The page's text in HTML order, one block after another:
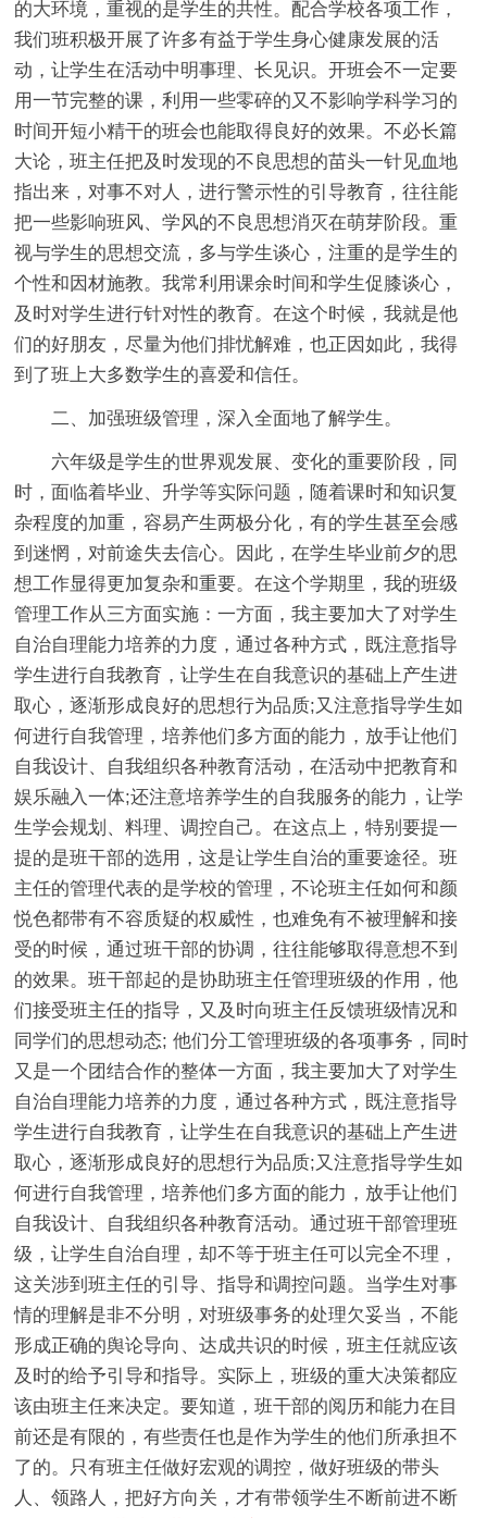
的大环境，重视的是学生的共性。配合学校各项工作，
我们班积极开展了许多有益于学生身心健康发展的活
动，让学生在活动中明事理、长见识。开班会不一定要
用一节完整的课，利用一些零碎的又不影响学科学习的
时间开短小精干的班会也能取得良好的效果。不必长篇
大论，班主任把及时发现的不良思想的苗头一针见血地
指出来，对事不对人，进行警示性的引导教育，往往能
把一些影响班风、学风的不良思想消灭在萌芽阶段。重
视与学生的思想交流，多与学生谈心，注重的是学生的
个性和因材施教。我常利用课余时间和学生促膝谈心，
及时对学生进行针对性的教育。在这个时候，我就是他
们的好朋友，尽量为他们排忧解难，也正因如此，我得
到了班上大多数学生的喜爱和信任。
二、加强班级管理，深入全面地了解学生。
六年级是学生的世界观发展、变化的重要阶段，同
时，面临着毕业、升学等实际问题，随着课时和知识复
杂程度的加重，容易产生两极分化，有的学生甚至会感
到迷惘，对前途失去信心。因此，在学生毕业前夕的思
想工作显得更加复杂和重要。在这个学期里，我的班级
管理工作从三方面实施：一方面，我主要加大了对学生
自治自理能力培养的力度，通过各种方式，既注意指导
学生进行自我教育，让学生在自我意识的基础上产生进
取心，逐渐形成良好的思想行为品质;又注意指导学生如
何进行自我管理，培养他们多方面的能力，放手让他们
自我设计、自我组织各种教育活动，在活动中把教育和
娱乐融入一体;还注意培养学生的自我服务的能力，让学
生学会规划、料理、调控自己。在这点上，特别要提一
提的是班干部的选用，这是让学生自治的重要途径。班
主任的管理代表的是学校的管理，不论班主任如何和颜
悦色都带有不容质疑的权威性，也难免有不被理解和接
受的时候，通过班干部的协调，往往能够取得意想不到
的效果。班干部起的是协助班主任管理班级的作用，他
们接受班主任的指导，又及时向班主任反馈班级情况和
同学们的思想动态; 他们分工管理班级的各项事务，同时
又是一个团结合作的整体一方面，我主要加大了对学生
自治自理能力培养的力度，通过各种方式，既注意指导
学生进行自我教育，让学生在自我意识的基础上产生进
取心，逐渐形成良好的思想行为品质;又注意指导学生如
何进行自我管理，培养他们多方面的能力，放手让他们
自我设计、自我组织各种教育活动。通过班干部管理班
级，让学生自治自理，却不等于班主任可以完全不理，
这关涉到班主任的引导、指导和调控问题。当学生对事
情的理解是非不分明，对班级事务的处理欠妥当，不能
形成正确的舆论导向、达成共识的时候，班主任就应该
及时的给予引导和指导。实际上，班级的重大决策都应
该由班主任来决定。要知道，班干部的阅历和能力在目
前还是有限的，有些责任也是作为学生的他们所承担不
了的。只有班主任做好宏观的调控，做好班级的带头
人、领路人，把好方向关，才有带领学生不断前进不断